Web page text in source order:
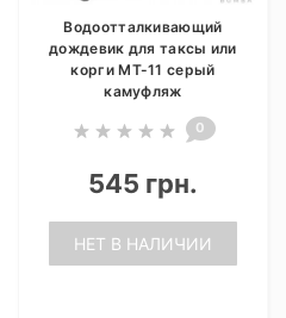
Водоотталкивающий
дождевик для таксы или
корги МТ-11 серый
камуфляж
0
545 грн.
НЕТ В НАЛИЧИИ